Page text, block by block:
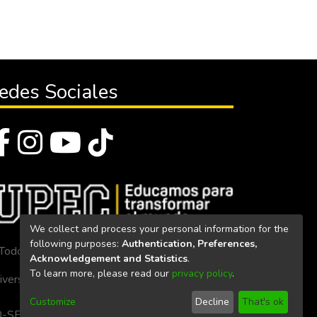
Sociales
los derechos reservados 2023
Politécnica Estatal del Carchi
We collect and process your personal information for the
following purposes: Authentication, Preferences,
Acknowledgement and Statistics.
To learn more, please read our privacy policy.
Customize Decline That's ok